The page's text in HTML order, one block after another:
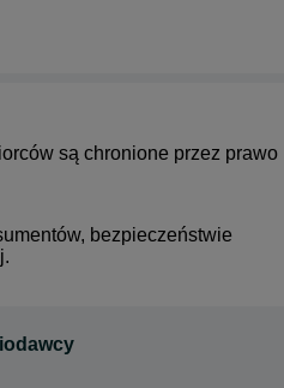
są chronione przez prawo
bezpieczeństwie